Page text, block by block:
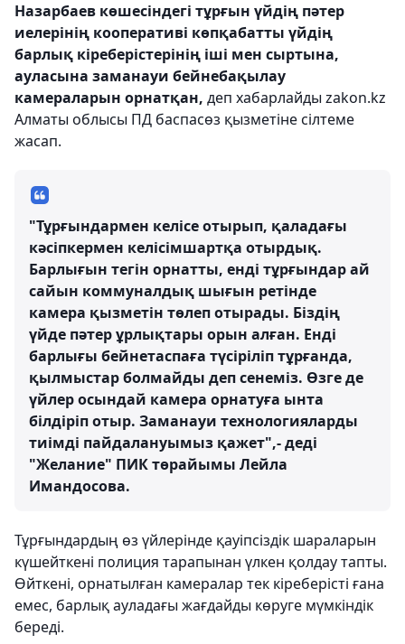
Назарбаев көшесіндегі тұрғын үйдің пәтер
иелерінің кооперативі көпқабатты үйдің
барлық кіреберістерінің іші мен сыртына,
ауласына заманауи бейнебақылау
камераларын орнатқан, деп хабарлайды zakon.kz
Алматы облысы ПД баспасөз қызметіне сілтеме
жасап.
"Тұрғындармен келісе отырып, қаладағы
кәсіпкермен келісімшартқа отырдық.
Барлығын тегін орнатты, енді тұрғындар ай
сайын коммуналдық шығын ретінде
камера қызметін төлеп отырады. Біздің
үйде пәтер ұрлықтары орын алған. Енді
барлығы бейнетаспаға түсіріліп тұрғанда,
қылмыстар болмайды деп сенеміз. Өзге де
үйлер осындай камера орнатуға ынта
білдіріп отыр. Заманауи технологияларды
тиімді пайдалануымыз қажет",- деді
"Желание" ПИК төрайымы Лейла
Имандосова.
Тұрғындардың өз үйлерінде қауіпсіздік шараларын
күшейткені полиция тарапынан үлкен қолдау тапты.
Өйткені, орнатылған камералар тек кіреберісті ғана
емес, барлық ауладағы жағдайды көруге мүмкіндік
береді.